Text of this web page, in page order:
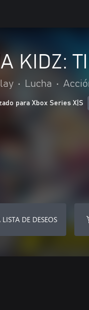
KIDZ:
• Lucha •
para Xbox Series X|S
DE DESEOS